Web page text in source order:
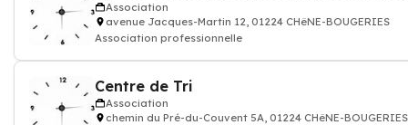
Association
avenue Jacques-Martin 12, 01224 CHêNE-BOUGERIES
Association professionnelle
Centre de Tri
Association
chemin du Pré-du-Couvent 5A, 01224 CHêNE-BOUGERIES